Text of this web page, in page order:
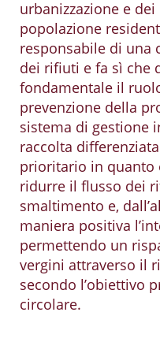
urbanizzazione e
popolazione
responsabile di una
dei rifiuti e fa sì che
fondamentale il
prevenzione della
sistema di gestione
raccolta
prioritario in quanto
ridurre il flusso dei
smaltimento e,
maniera positiva
permettendo un
vergini attraverso il
secondo l’obiettivo
circolare.